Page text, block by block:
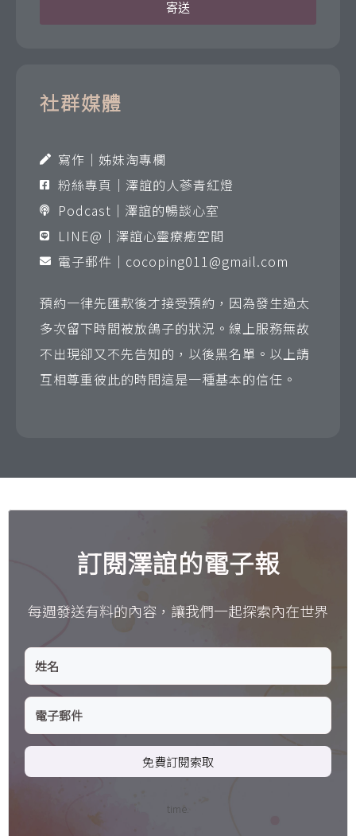
寄送
社群媒體
寫作｜姊妹淘專欄
粉絲專頁｜澤誼的人蔘青紅燈
Podcast｜澤誼的暢談心室
LINE@｜澤誼心靈療癒空間
電子郵件｜ cocoping011@gmail.com
預約一律先匯款後才接受預約，因為發生過太
多次留下時間被放鴿子的狀況。線上服務無故
不出現卻又不先告知的，以後黑名單。以上請
互相尊重彼此的時間這是一種基本的信任。
訂閱澤誼的電子報
每週發送有料的內容，讓我們一起探索內在世界
免費訂閱索取
time.